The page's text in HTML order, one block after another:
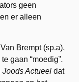
geen
er alleen
Brempt (sp.a),
gaan “moedig”.
Joods Actueel dat